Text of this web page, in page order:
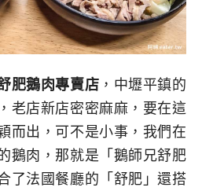
肥鵝肉專賣店 ，中壢平鎮的
老店新店密密麻麻，要在這
而出，可不是小事，我們在
鵝肉，那就是「鵝師兄舒肥
了法國餐廳的「舒肥」還搭